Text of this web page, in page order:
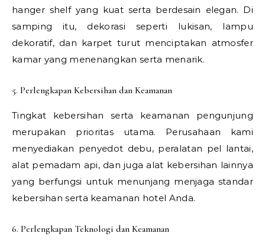
hanger shelf yang kuat serta berdesain elegan. Di
samping itu, dekorasi seperti lukisan, lampu
dekoratif, dan karpet turut menciptakan atmosfer
kamar yang menenangkan serta menarik.
5. Perlengkapan Kebersihan dan Keamanan
Tingkat kebersihan serta keamanan pengunjung
merupakan prioritas utama. Perusahaan kami
menyediakan penyedot debu, peralatan pel lantai,
alat pemadam api, dan juga alat kebersihan lainnya
yang berfungsi untuk menunjang menjaga standar
kebersihan serta keamanan hotel Anda.
6. Perlengkapan Teknologi dan Keamanan